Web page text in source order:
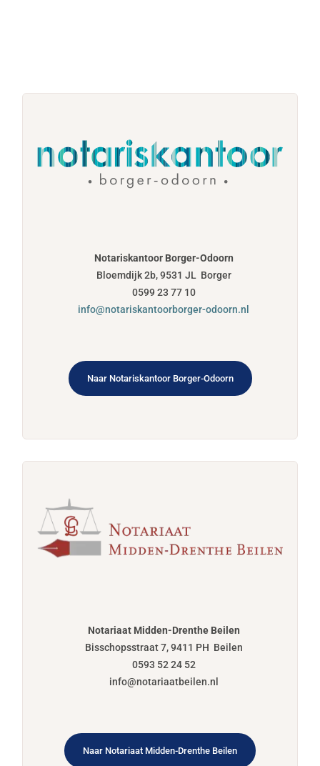
Notariskantoor Borger-Odoorn
Bloemdijk 2b, 9531 JL Borger
0599 23 77 10
info@notariskantoorborger-odoorn.nl
Naar Notariskantoor Borger-Odoorn
Notariaat Midden-Drenthe Beilen
Bisschopsstraat 7, 9411 PH Beilen
0593 52 24 52
info@notariaatbeilen.nl
Naar Notariaat Midden-Drenthe Beilen